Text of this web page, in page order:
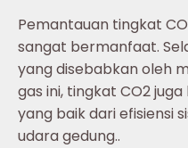
Pemantauan tingkat
sangat bermanfaat.
yang disebabkan oleh
gas ini, tingkat CO2
yang baik dari efisiensi
udara gedung..